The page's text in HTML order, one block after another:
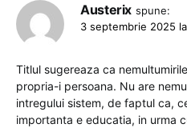
Austerix spune:
3 septembrie 2025 la
Titlul sugereaza ca
propria-i persoana. Nu are
intregului sistem, de faptul ca,
importanta e educatia, in urma